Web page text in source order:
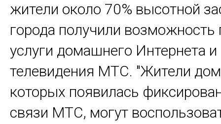
жители около 70% высотной
города получили
услуги домашнего Интернета и
телевидения МТС. "Жители
которых появилась
связи МТС, могут